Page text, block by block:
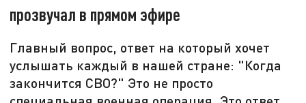
прозвучал в прямом эфире
Главный вопрос, ответ на который хочет
услышать каждый в нашей стране: "Когда
закончится СВО?" Это не просто